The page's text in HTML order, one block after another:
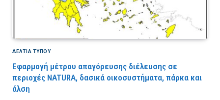
ΔΕΛΤΙΑ ΤΥΠΟΥ
Εφαρμογή μέτρου απαγόρευσης διέλευσης σε
περιοχές NATURA, δασικά οικοσυστήματα, πάρκα και
άλση